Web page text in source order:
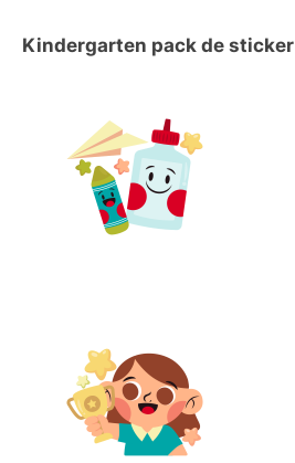
Kindergarten pack de sticker